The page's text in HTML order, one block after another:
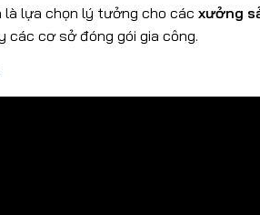
là lựa chọn lý tưởng cho các xưởng
các cơ sở đóng gói gia công.